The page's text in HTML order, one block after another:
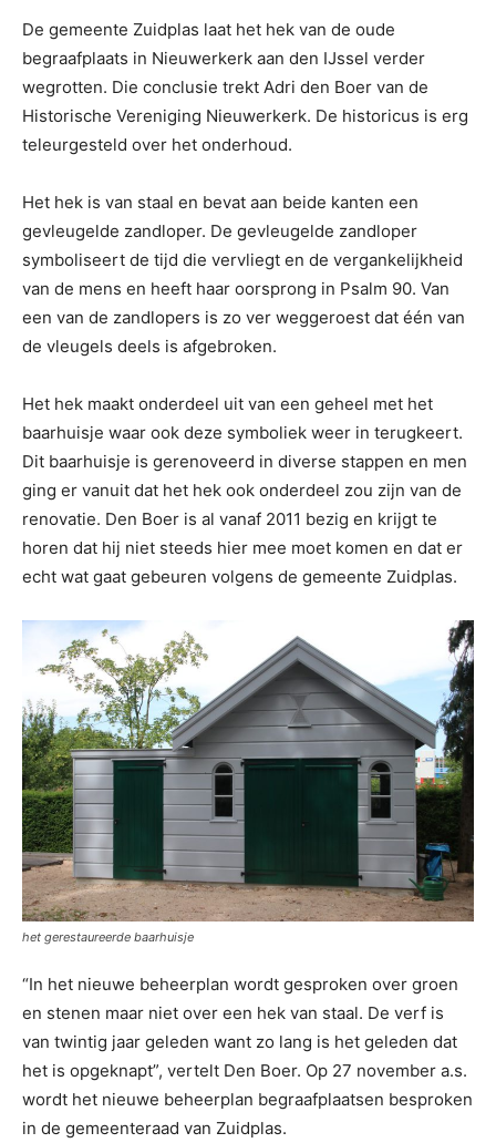
De gemeente Zuidplas laat het hek van de oude
begraafplaats in Nieuwerkerk aan den IJssel verder
wegrotten. Die conclusie trekt Adri den Boer van de
Historische Vereniging Nieuwerkerk. De historicus is erg
teleurgesteld over het onderhoud.
Het hek is van staal en bevat aan beide kanten een
gevleugelde zandloper. De gevleugelde zandloper
symboliseert de tijd die vervliegt en de vergankelijkheid
van de mens en heeft haar oorsprong in Psalm 90. Van
een van de zandlopers is zo ver weggeroest dat één van
de vleugels deels is afgebroken.
Het hek maakt onderdeel uit van een geheel met het
baarhuisje waar ook deze symboliek weer in terugkeert.
Dit baarhuisje is gerenoveerd in diverse stappen en men
ging er vanuit dat het hek ook onderdeel zou zijn van de
renovatie. Den Boer is al vanaf 2011 bezig en krijgt te
horen dat hij niet steeds hier mee moet komen en dat er
echt wat gaat gebeuren volgens de gemeente Zuidplas.
het gerestaureerde baarhuisje
“In het nieuwe beheerplan wordt gesproken over groen
en stenen maar niet over een hek van staal. De verf is
van twintig jaar geleden want zo lang is het geleden dat
het is opgeknapt”, vertelt Den Boer. Op 27 november a.s.
wordt het nieuwe beheerplan begraafplaatsen besproken
in de gemeenteraad van Zuidplas.